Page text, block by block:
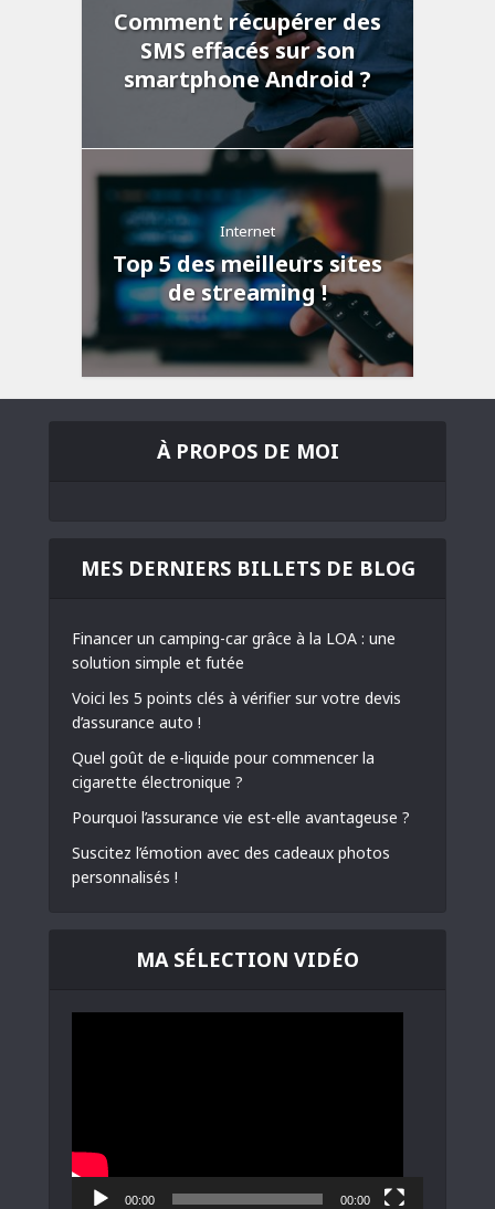
Comment récupérer des
SMS effacés sur son
smartphone Android ?
Internet
Top 5 des meilleurs sites
de streaming !
À PROPOS DE MOI
MES DERNIERS BILLETS DE BLOG
Financer un camping-car grâce à la LOA : une
solution simple et futée
Voici les 5 points clés à vérifier sur votre devis
d’assurance auto !
Quel goût de e-liquide pour commencer la
cigarette électronique ?
Pourquoi l’assurance vie est-elle avantageuse ?
Suscitez l’émotion avec des cadeaux photos
personnalisés !
MA SÉLECTION VIDÉO
00:00 00:00